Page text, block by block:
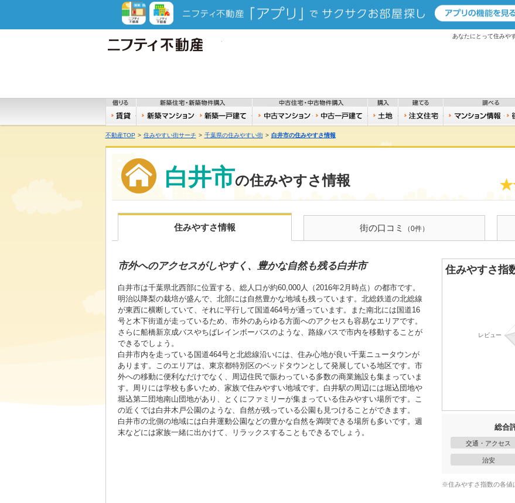
あなたにとって住みや
新築住宅・新築物件購入 中古住宅・中古物件購入
購入
賃貸
新築マンション 新築一戸建て 中古マンション 中古一戸建て
土地 注文住宅
不動産TOP > 住みやすい街サーチ > 千葉県の住みやすい街 > 白井市の住みやすさ情報
白井市の住みやすさ情報
住みやすさ情報 街の口コミ （0件）
住みやすさ指
総合
交通・アクセス
治安
※住みやすさ指数の各値
市外へのアクセスがしやすく、豊かな自然も残る白井市
白井市は千葉県北西部に位置する、総人口が約60,000人（2016年2月時点）の都市です。
明治以降梨の栽培が盛んで、北部には自然豊かな地域も残っています。北総鉄道の北総線
が東西に横断していて、それに平行して国道464号が通っています。また南北には国道16
号と木下街道が走っているため、市外のあらゆる方面へのアクセスも容易なエリアです。
さらに船橋新京成バスやちばレインボーバスのような、路線バスで市内を移動することが
できるでしょう。
白井市内を走っている国道464号と北総線沿いには、住み心地が良い千葉ニュータウンが
あります。このエリアは、東京都特別区のベッドタウンとして発展している地区です。市
外への移動に便利なだけでなく、周辺住民で賑わっている多数の商業施設も集まっていま
す。周りには学校も多いため、家族で住みやすい地域です。白井駅の周辺には堀込団地や
堀込第二団地南山団地があり、とくにファミリーが集まっている住みやすい場所です。こ
の近くでは白井木戸公園のような、自然が残っている公園も見つけることができます。
白井市の北側の地域には白井運動公園などの豊かな自然を満喫できる場所も多いです。週
末などには家族一緒に出かけて、リラックスすることもできるでしょう。